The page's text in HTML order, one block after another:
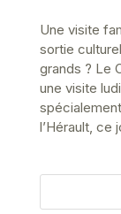
Une visite
sortie
grands ? Le
une visite
l’Hérault, ce